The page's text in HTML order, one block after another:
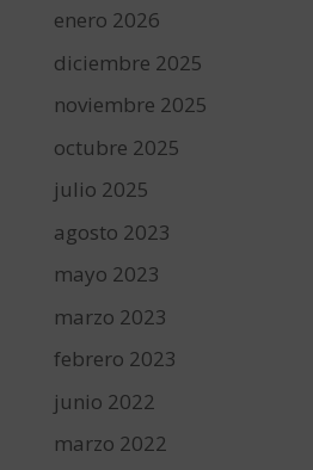
enero 2026
diciembre 2025
noviembre 2025
octubre 2025
julio 2025
agosto 2023
mayo 2023
marzo 2023
febrero 2023
junio 2022
marzo 2022